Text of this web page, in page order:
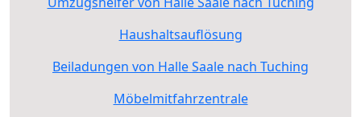
Haushaltsauflösung
Beiladungen von Halle Saale nach Tuching
Möbelmitfahrzentrale